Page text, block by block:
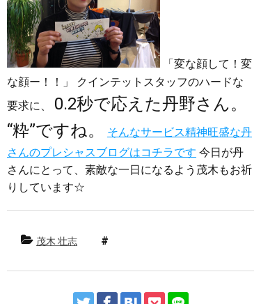
「変な顔して！変
な顔ー！！」 クインテットスタッフのハードな
要求に、 0.2秒で応えた丹野さん。
“粋”ですね。
そんなサービス精神旺盛な丹
さんのプレシャスブログはコチラです 今日が丹
さんにとって、素敵な一日になるよう茂木もお祈
りしています☆
茂木 壮志